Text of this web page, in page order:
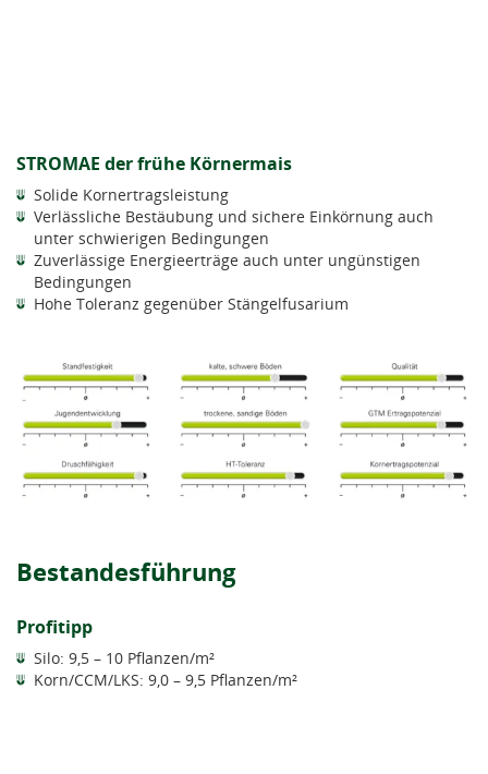
STROMAE der frühe Körnermais
Solide Kornertragsleistung
Verlässliche Bestäubung und sichere Einkörnung auch
unter schwierigen Bedingungen
Zuverlässige Energieerträge auch unter ungünstigen
Bedingungen
Hohe Toleranz gegenüber Stängelfusarium
Bestandesführung
Profitipp
Silo: 9,5 – 10 Pflanzen/m²
Korn/CCM/LKS: 9,0 – 9,5 Pflanzen/m²